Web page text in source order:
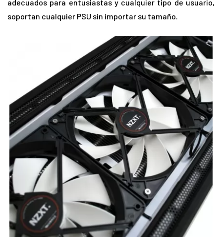
adecuados para entusiastas y cualquier tipo de usuario,
soportan cualquier PSU sin importar su tamaño.